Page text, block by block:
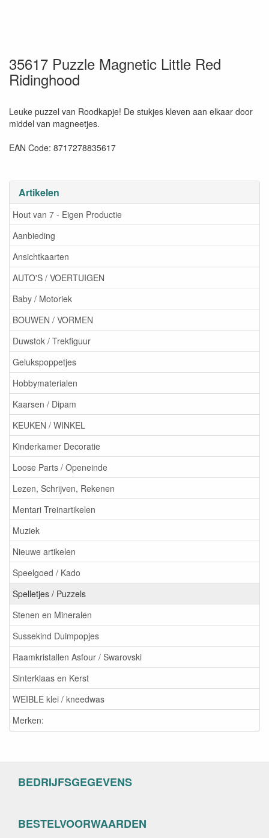
Artikelen
Hout van 7 - Eigen Productie
Aanbieding
Ansichtkaarten
AUTO'S / VOERTUIGEN
Baby / Motoriek
BOUWEN / VORMEN
Duwstok / Trekfiguur
Gelukspoppetjes
Hobbymaterialen
Kaarsen / Dipam
KEUKEN / WINKEL
Kinderkamer Decoratie
Loose Parts / Openeinde
Lezen, Schrijven, Rekenen
Mentari Treinartikelen
Muziek
Nieuwe artikelen
Speelgoed / Kado
Spelletjes / Puzzels
Stenen en Mineralen
Sussekind Duimpopjes
Raamkristallen Asfour / Swarovski
Sinterklaas en Kerst
WEIBLE klei / kneedwas
Merken:
35617 Puzzle Magnetic Little Red
Ridinghood
Leuke puzzel van Roodkapje! De stukjes kleven aan elkaar door
middel van magneetjes.
EAN Code: 8717278835617
BEDRIJFSGEGEVENS
BESTELVOORWAARDEN